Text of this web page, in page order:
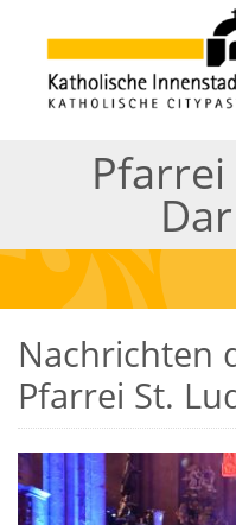
Nachrichten
Pfarrei St.